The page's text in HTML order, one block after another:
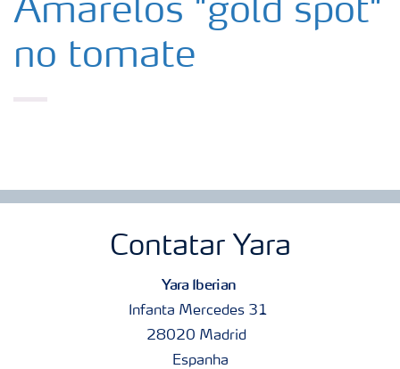
Amarelos "gold spot"
no tomate
Contatar Yara
Yara Iberian
Infanta Mercedes 31
28020 Madrid
Espanha